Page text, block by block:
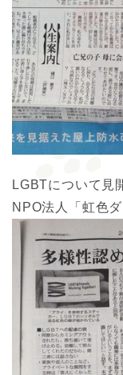
LGBTについて見
NPO法人「虹色